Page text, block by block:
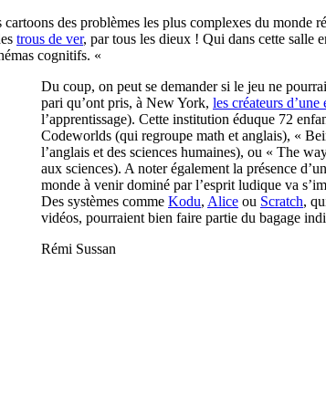
des problèmes les plus complexes du monde
trous de ver, par tous les dieux ! Qui dans cette salle
cognitifs. «
Du coup, on peut se demander si le jeu ne
pari qu’ont pris, à New York, les créateurs d’une
l’apprentissage). Cette institution éduque 72
Codeworlds (qui regroupe math et anglais), «
l’anglais et des sciences humaines), ou « The
aux sciences). A noter également la présence
monde à venir dominé par l’esprit ludique va
Des systèmes comme Kodu, Alice ou Scratch,
vidéos, pourraient bien faire partie du bagage
Rémi Sussan